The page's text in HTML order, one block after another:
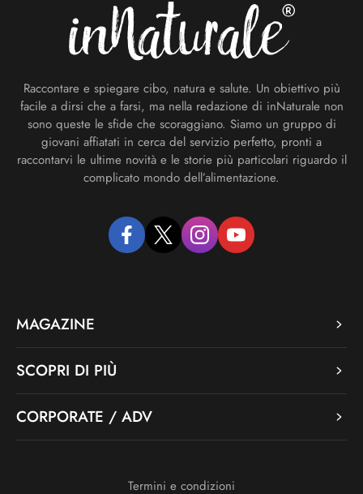
Raccontare e spiegare cibo, natura e salute. Un obiettivo più
facile a dirsi che a farsi, ma nella redazione di inNaturale non
sono queste le sfide che scoraggiano. Siamo un gruppo di
giovani affiatati in cerca del servizio perfetto, pronti a
raccontarvi le ultime novità e le storie più particolari riguardo il
complicato mondo dell’alimentazione.
facebooktwitter instagramyoutube
MAGAZINE
SCOPRI DI PIÙ
CORPORATE / ADV
Termini e condizioni